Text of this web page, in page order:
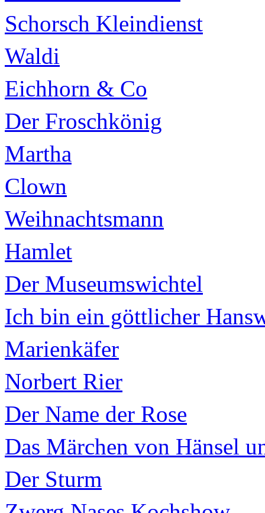
Schorsch Kleindienst
Waldi
Eichhorn & Co
Der Froschkönig
Martha
Clown
Weihnachtsmann
Hamlet
Der Museumswichtel
Ich bin ein göttlicher
Marienkäfer
Norbert Rier
Der Name der Rose
Das Märchen von Hänsel
Der Sturm